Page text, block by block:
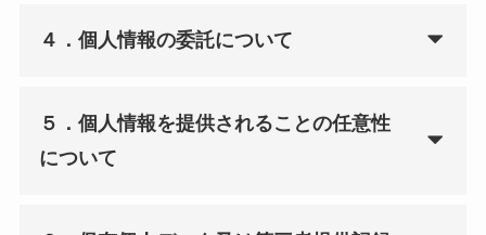
４．個人情報の委託について
５．個人情報を提供されることの任意性
について